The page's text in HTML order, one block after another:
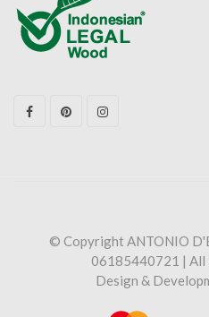
© Copyright ANTONIO
06185440721 | All
Design &